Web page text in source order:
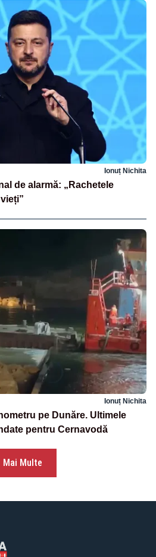
Ionuț Nichita
de alarmă: „Rachetele
Ionuț Nichita
pe Dunăre. Ultimele
pentru Cernavodă
Mai Multe